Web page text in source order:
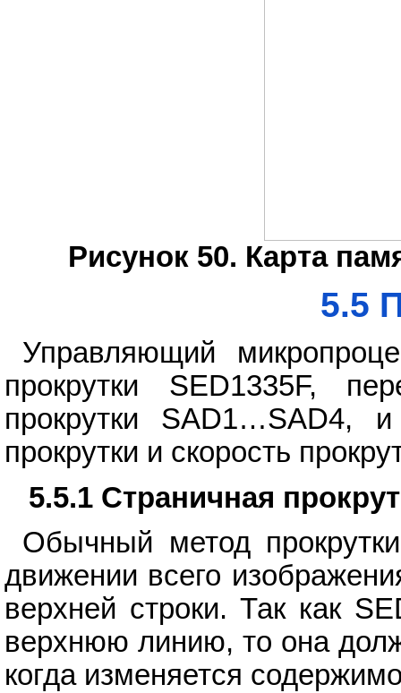
Рисунок 50. Карта
5.5
Управляющий
прокрутки SED1335F,
прокрутки SAD1…SAD4,
прокрутки и скорость
5.5.1 Страничная
Обычный метод
движении всего
верхней строки. Так как
верхнюю линию, то она
когда изменяется